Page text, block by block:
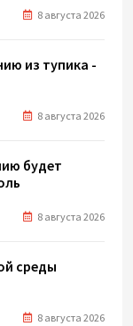
8 августа 2026
из тупика -
8 августа 2026
будет
8 августа 2026
среды
8 августа 2026